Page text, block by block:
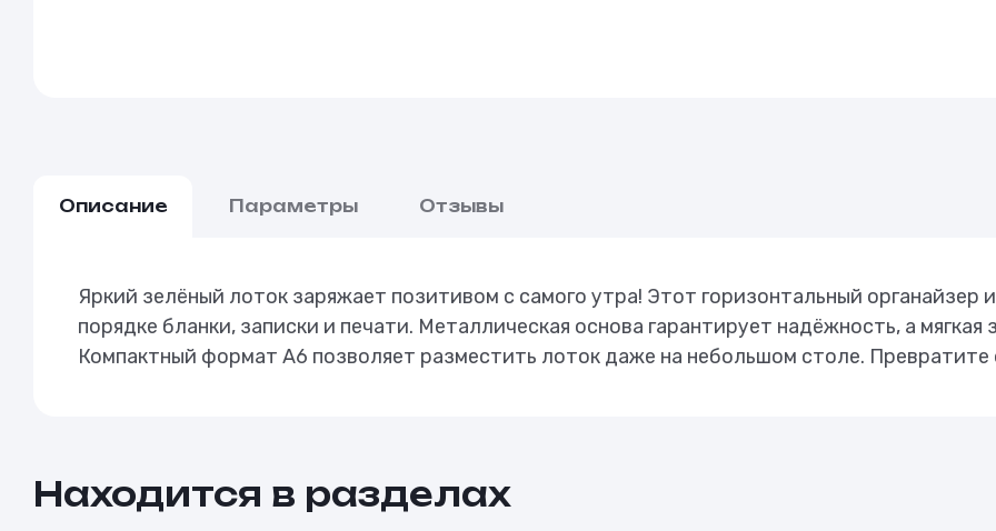
Описание Параметры Отзывы
Яркий зелёный лоток заряжает позитивом с самого утра! Этот горизонтальный
порядке бланки, записки и печати. Металлическая основа гарантирует надёжность, а
Компактный формат А6 позволяет разместить лоток даже на небольшом столе. Превратите
Находится в разделах